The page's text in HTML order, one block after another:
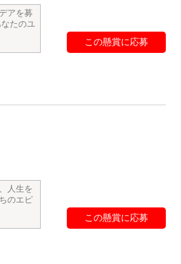
アを募
たのユ
この懸賞に応募
人生を
のエピ
この懸賞に応募